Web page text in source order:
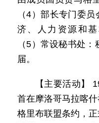
（4）部长专门委
济、人力资源和
（5）常设秘书处
届。
【主要活动】
首在摩洛哥马拉喀
格里布联盟条约，